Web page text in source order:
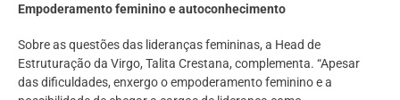
Empoderamento feminino e autoconhecimento
Sobre as questões das lideranças femininas, a Head de
Estruturação da Virgo, Talita Crestana, complementa. “Apesar
das dificuldades, enxergo o empoderamento feminino e a